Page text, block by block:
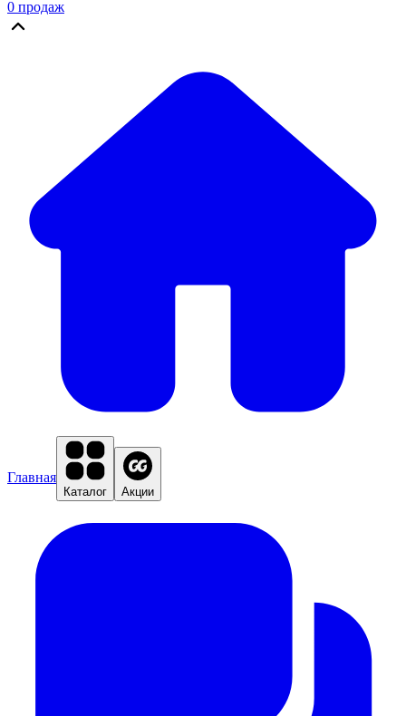
0 продаж
Главная
Каталог Акции